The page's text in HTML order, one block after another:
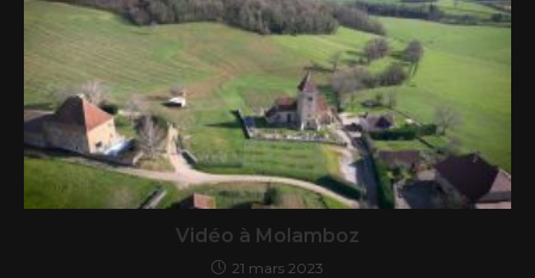
Vidéo à Molamboz
21 mars 2023